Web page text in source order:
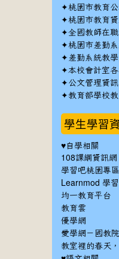
✦桃園市教育
✦桃園市教育
✦全國教師在
✦桃園市差勤
✦ 差勤系統教
✦本校會計室
✦公文管理資
✦教育部學校
學生學習
♥自學相關
108課綱資訊網
學習吧桃園專區
Learnmod 學
均一教育平台
教育雲
優學網
愛學網－國教
教室裡的春天